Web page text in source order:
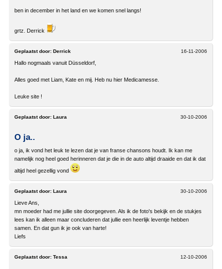
ben in december in het land en we komen snel langs!
grtz. Derrick
16-11-2006
Geplaatst door: Derrick
Hallo nogmaals vanuit Düsseldorf,
Alles goed met Liam, Kate en mij. Heb nu hier Medicamesse.
Leuke site !
30-10-2006
Geplaatst door: Laura
O ja..
o ja, ik vond het leuk te lezen dat je van franse chansons houdt. Ik kan me
namelijk nog heel goed herinneren dat je die in de auto altijd draaide en dat ik dat
altijd heel gezellig vond
30-10-2006
Geplaatst door: Laura
Lieve Ans,
mn moeder had me jullie site doorgegeven. Als ik de foto's bekijk en de stukjes
lees kan ik alleen maar concluderen dat jullie een heerlijk leventje hebben
samen. En dat gun ik je ook van harte!
Liefs
12-10-2006
Geplaatst door: Tessa